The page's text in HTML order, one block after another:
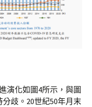
演化如圖4所示，與圖
歧。20世紀50年月末